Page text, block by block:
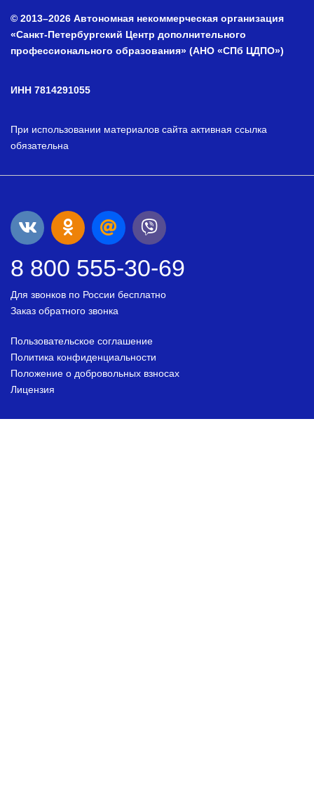
© 2013–2026 Автономная некоммерческая организация
«Санкт-Петербургский Центр дополнительного
профессионального образования» (АНО «СПб ЦДПО»)
ИНН 7814291055
При использовании материалов сайта активная ссылка
обязательна
8 800 555-30-69
Для звонков по России бесплатно
Заказ обратного звонка
Пользовательское соглашение
Политика конфиденциальности
Положение о добровольных взносах
Лицензия